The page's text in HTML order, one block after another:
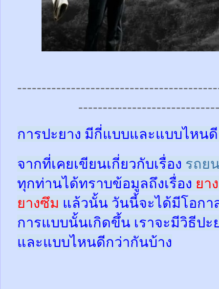
การปะยาง มีกี่แบบและแบบไหน
จากที่เคยเขียนเกี่ยวกับเรื่อง รถย
ทุกท่านได้ทราบข้อมูลถึงเรื่อง ยา
ยางซึม แล้วนั้น วันนี้จะได้มีโอกา
การแบบนั้นเกิดขึ้น เราจะมีวิธีปะ
และแบบไหนดีกว่ากันบ้าง